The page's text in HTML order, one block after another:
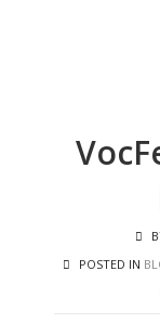
POSTED IN